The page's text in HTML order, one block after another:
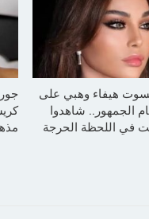
هيفاء وهبي على
الجمهور.. شاهدوا
في اللحظة الحرجة